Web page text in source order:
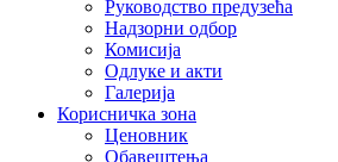
Руководство предузећа
Надзорни одбор
Комисија
Одлуке и акти
Галерија
Корисничка зона
Ценовник
Обавештења